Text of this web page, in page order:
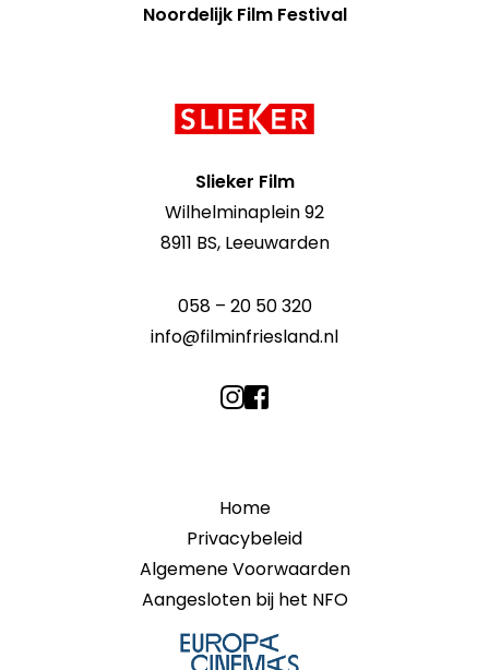
Noordelijk Film Festival
Slieker Film
Wilhelminaplein 92
8911 BS, Leeuwarden
058 – 20 50 320
info@filminfriesland.nl
Home
Privacybeleid
Algemene Voorwaarden
Aangesloten bij het NFO